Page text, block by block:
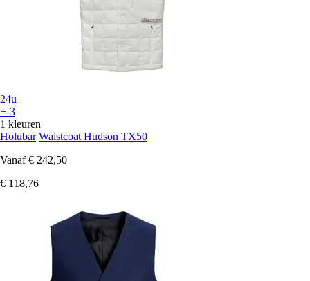
24u
+-3
1 kleuren
Holubar Waistcoat Hudson TX50
Vanaf € 242,50
€ 118,76